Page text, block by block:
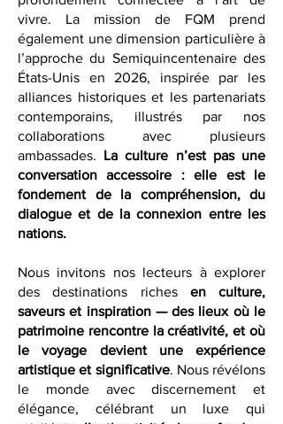
ouverte sur le monde, réfléchie, et
profondément connectée à l’art de
vivre. La mission de FQM prend
également une dimension particulière à
l’approche du Semiquincentenaire des
États-Unis en 2026, inspirée par les
alliances historiques et les partenariats
contemporains, illustrés par nos
collaborations avec plusieurs
ambassades.
La culture n’est pas une
conversation accessoire : elle est le
fondement de la compréhension, du
dialogue et de la connexion entre les
Nous invitons nos lecteurs à explorer
des destinations richesen culture,
saveurs et inspiration — des lieux où le
patrimoine rencontre la créativité, et où
le voyage devient une expérience
artistique et significative. Nous révélons
le monde avec discernement et